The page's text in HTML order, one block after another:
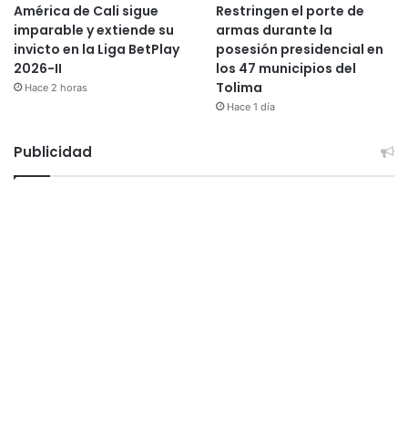
América de Cali sigue
imparable y extiende su
invicto en la Liga BetPlay
2026-II
Hace 2 horas
Restringen el porte de
armas durante la
posesión presidencial en
los 47 municipios del
Tolima
Hace 1 día
Publicidad